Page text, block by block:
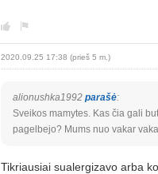
2020.09.25 17:38 (prieš 5 m.)
alionushka1992 parašė:
Sveikos mamytes. Kas čia gali
pagelbejo? Mums nuo vakar
Tikriausiai sualergizavo arba